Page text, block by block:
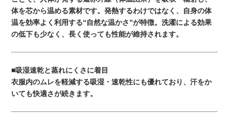
体を芯から温める素材です。発熱するわけではなく、自身の体
温を効率よく利用する“自然な温かさ”が特徴。洗濯による効果
の低下も少なく、長く使っても性能が維持されます。
■吸湿速乾と蒸れにくさに着目
衣服内のムレを軽減する吸湿・速乾性にも優れており、汗をか
いても快適さが続きます。